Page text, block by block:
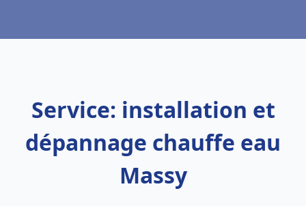
Service: installation et
dépannage chauffe eau
Massy